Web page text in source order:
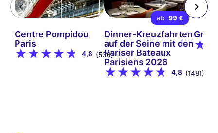
Centre Pompidou
Paris
4,8 (536)
ab 99 €
Dinner-Kreuzfahrten
auf der Seine mit den
Pariser Bateaux
Parisiens 2026
4,8 (1481)